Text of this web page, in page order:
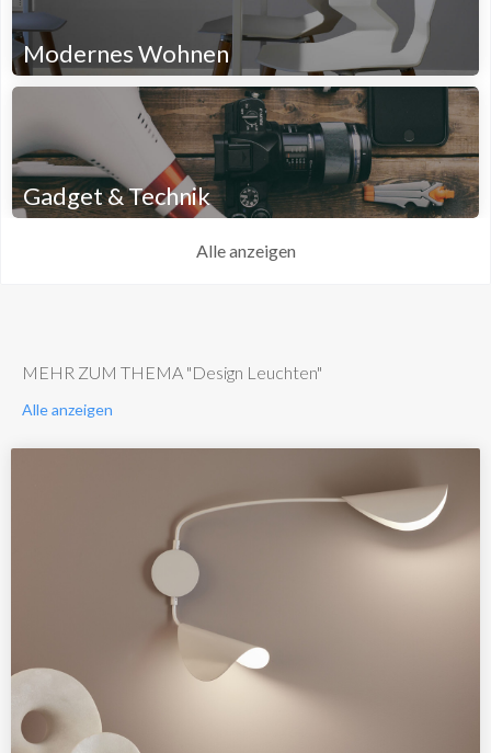
Modernes Wohnen
Gadget & Technik
Alle anzeigen
MEHR ZUM THEMA "Design Leuchten"
Alle anzeigen